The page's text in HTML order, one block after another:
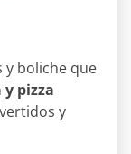
y boliche que
y pizza
y